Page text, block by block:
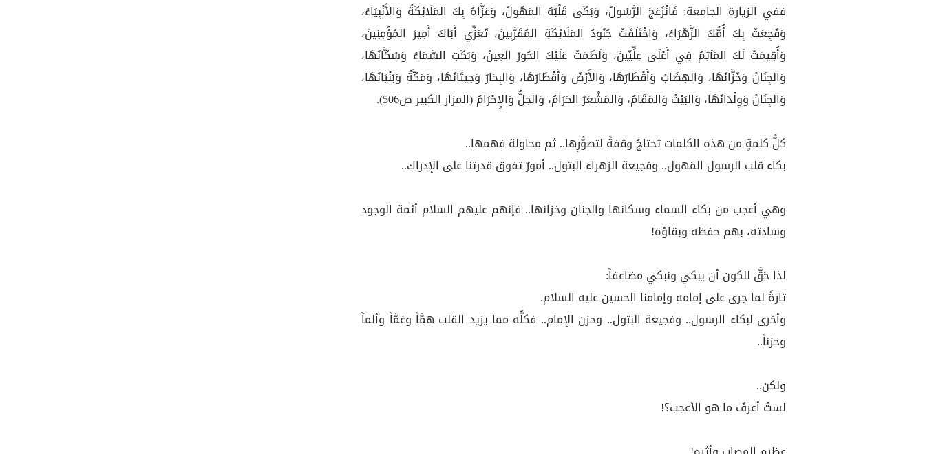
ففي الزيارة الجامعة: فَانْزَعَجَ الرَّسُولُ، وَبَكَى قَلْبُهُ المَهُولُ، وَعَزَّاهُ بِكَ المَلَائِكَةُ وَالأَنْبِيَاءُ،
وَفُجِعَتْ بِكَ أُمُّكَ الزَّهْرَاءُ، وَاخْتَلَفَتْ جُنُودُ المَلَائِكَةِ المُقَرَّبِينَ، تُعَزِّي أَبَاكَ أَمِيرَ المُؤْمِنِينَ،
وَأُقِيمَتْ لَكَ المَآتِمُ فِي أَعْلَى عِلِّيِّينَ، وَلَطَمَتْ عَلَيْكَ الحُورُ العِينُ، وَبَكَتِ السَّمَاءُ وَسُكَّانُهَا،
وَالجِنَانُ وَخُزَّانُهَا، وَالهِضَابُ وَأَقْطَارُهَا، وَالأَرْضُ وَأَقْطَارُهَا، وَالبِحَارُ وَحِيتَانُهَا، وَمَكَّةُ وَبُنْيَانُهَا،
وَالجِنَانُ وَوِلْدَانُهَا، وَالبَيْتُ وَالمَقَامُ، وَالمَشْعَرُ الحَرَامُ، وَالحِلُّ وَالإِحْرَامُ (المزار الكبير ص506).
كلُّ كلمةٍ من هذه الكلمات تحتاجُ وقفةً لتصوُّرِها.. ثم محاولة فهمها..
بكاء قلب الرسول المَهول.. وفجيعة الزهراء البتول.. أمورٌ تفوق قدرتنا على الإدراك..
وهي أعجب من بكاء السماء وسكانها والجنان وخزانها.. فإنهم عليهم السلام أئمة الوجود
وسادته، بهم حفظه وبقاؤه!
لذا حَقَّ للكون أن يبكي ونبكي مضاعفاً:
تارةً لما جرى على إمامه وإمامنا الحسين عليه السلام.
وأخرى لبكاء الرسول.. وفجيعة البتول.. وحزن الإمام.. فكلُّه مما يزيد القلب همَّاً وغمَّاً وألماً
وحزناً..
ولكن..
لستُ أعرفُ ما هو الأعجب؟!